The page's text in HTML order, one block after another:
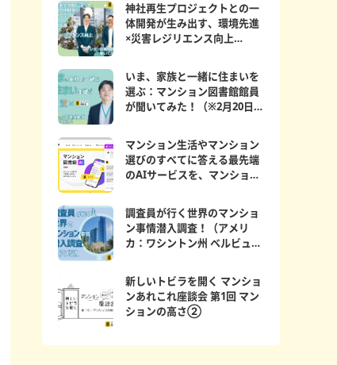
神社再生プロジェクトとの一
体開発が生み出す、環境先進
×災害レジリエンス向上
いま、家族と一緒に住まいを
選ぶ：マンション図書館館員
が聞いてみた！（※2月20日更
マンション生活やマンション
選びのすべてに答える最先端
のAIサービスを、マンション
調査員が行く世界のマンショ
ン事情潜入調査！（アメリ
カ：ワシントン州 ベルビュー
新しいトビラを開く マンショ
ンあれこれ座談会 第1回 マン
ションの高さ②